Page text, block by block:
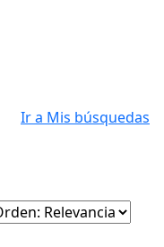
Ir a Mis búsquedas